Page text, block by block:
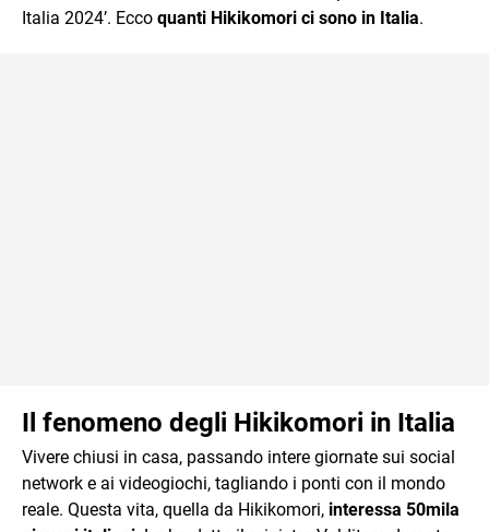
Italia 2024’. Ecco quanti Hikikomori ci sono in Italia.
Il fenomeno degli Hikikomori in Italia
Vivere chiusi in casa, passando intere giornate sui social
network e ai videogiochi, tagliando i ponti con il mondo
reale. Questa vita, quella da Hikikomori, interessa 50mila